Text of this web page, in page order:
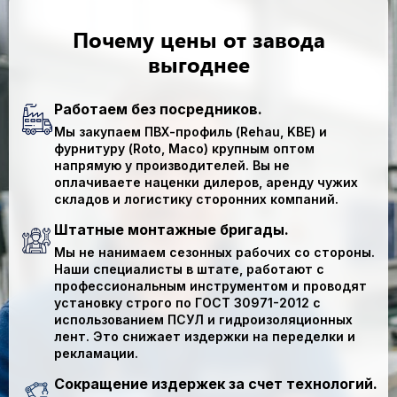
Почему цены от завода
выгоднее
Работаем без посредников.
Мы закупаем ПВХ-профиль (Rehau, KBE) и
фурнитуру (Roto, Maco) крупным оптом
напрямую у производителей. Вы не
оплачиваете наценки дилеров, аренду чужих
складов и логистику сторонних компаний.
Штатные монтажные бригады.
Мы не нанимаем сезонных рабочих со стороны.
Наши специалисты в штате, работают с
профессиональным инструментом и проводят
установку строго по ГОСТ 30971-2012 с
использованием ПСУЛ и гидроизоляционных
лент. Это снижает издержки на переделки и
рекламации.
Сокращение издержек за счет технологий.